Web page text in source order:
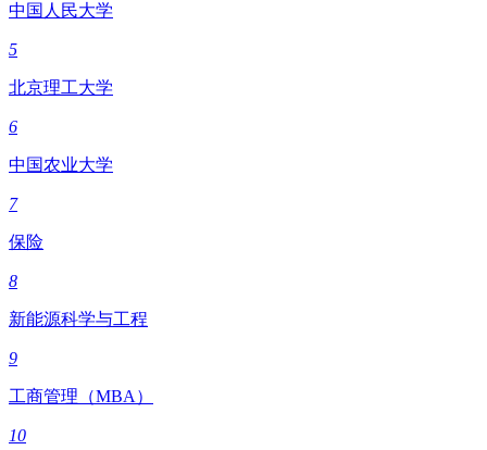
中国人民大学
5
北京理工大学
6
中国农业大学
7
保险
8
新能源科学与工程
9
工商管理（MBA）
10